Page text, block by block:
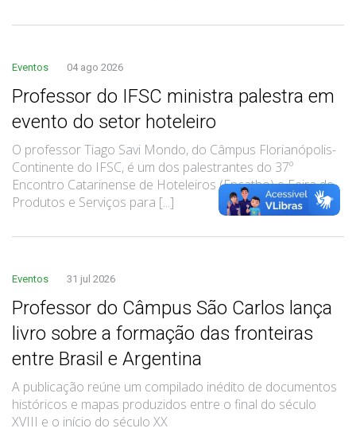
Eventos 04 ago 2026
Professor do IFSC ministra palestra em
evento do setor hoteleiro
O professor Tiago Savi Mondo, do Câmpus Florianópolis-
Continente do IFSC, é um dos palestrantes do 37º
Encontro Catarinense de Hoteleiros (Encatho) e Feira de
Produtos e Serviços para [...]
Eventos 31 jul 2026
Professor do Câmpus São Carlos lança
livro sobre a formação das fronteiras
entre Brasil e Argentina
A publicação reúne um compilado inédito de documentos
históricos e mapas produzidos entre o final do século
XVIII e o início do século XX